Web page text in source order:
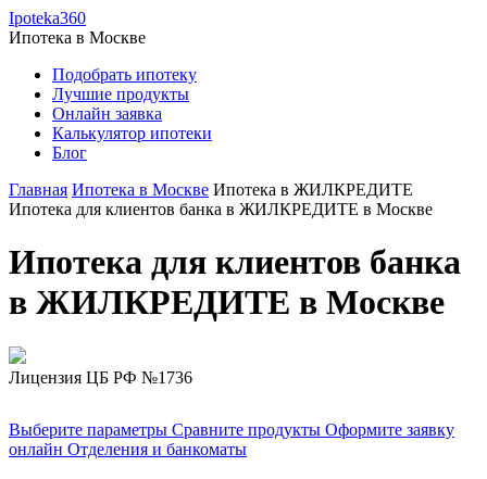
Ipoteka360
Ипотека в Москве
Подобрать ипотеку
Лучшие продукты
Онлайн заявка
Калькулятор ипотеки
Блог
Главная Ипотека в Москве Ипотека в ЖИЛКРЕДИТЕ
Ипотека для клиентов банка в ЖИЛКРЕДИТЕ в Москве
Ипотека для клиентов банка
в ЖИЛКРЕДИТЕ в Москве
Лицензия ЦБ РФ №1736
Выберите параметры Сравните продукты Оформите заявку
онлайн Отделения и банкоматы